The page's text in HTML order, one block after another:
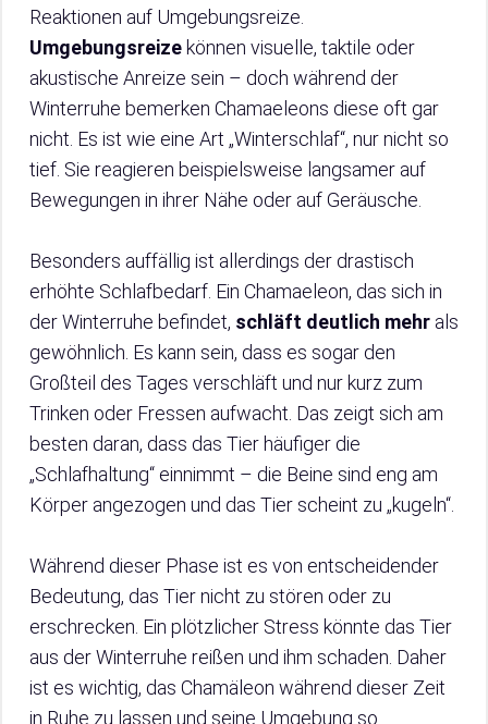
Reaktionen auf Umgebungsreize.
Umgebungsreize können visuelle, taktile oder
akustische Anreize sein – doch während der
Winterruhe bemerken Chamaeleons diese oft gar
nicht. Es ist wie eine Art „Winterschlaf“, nur nicht so
tief. Sie reagieren beispielsweise langsamer auf
Bewegungen in ihrer Nähe oder auf Geräusche.
Besonders auffällig ist allerdings der drastisch
erhöhte Schlafbedarf. Ein Chamaeleon, das sich in
der Winterruhe befindet, schläft deutlich mehr als
gewöhnlich. Es kann sein, dass es sogar den
Großteil des Tages verschläft und nur kurz zum
Trinken oder Fressen aufwacht. Das zeigt sich am
besten daran, dass das Tier häufiger die
„Schlafhaltung“ einnimmt – die Beine sind eng am
Körper angezogen und das Tier scheint zu „kugeln“.
Während dieser Phase ist es von entscheidender
Bedeutung, das Tier nicht zu stören oder zu
erschrecken. Ein plötzlicher Stress könnte das Tier
aus der Winterruhe reißen und ihm schaden. Daher
ist es wichtig, das Chamäleon während dieser Zeit
in Ruhe zu lassen und seine Umgebung so